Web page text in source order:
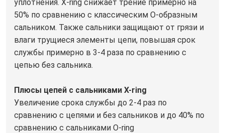
уплотнения. X-ring снижает трение примерно на
50% по сравнению с классическим О-образным
сальником. Также сальники защищают от грязи и
влаги трущиеся элементы цепи, повышая срок
службы примерно в 3-4 раза по сравнению с
цепью без сальника.
Плюсы цепей с сальниками X-ring
Увеличение срока службы до 2-4 раз по
сравнению с цепями и без сальников и до 40% по
сравнению с сальниками O-ring